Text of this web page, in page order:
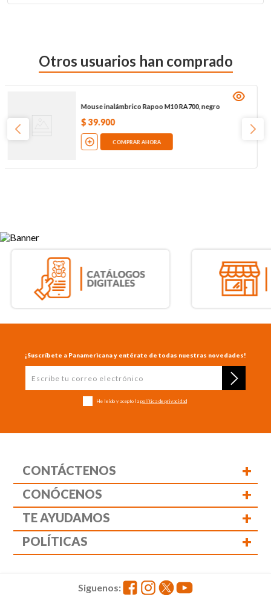
Otros usuarios han comprado
Mouse inalámbrico Rapoo M10 RA700, negro
$39.900
COMPRAR AHORA
¡Suscríbete a Panamericana y entérate de todas nuestras novedades!
He leído y acepto la política de privacidad
CONTÁCTENOS +
CONÓCENOS +
TE AYUDAMOS +
POLÍTICAS +
Siguenos: